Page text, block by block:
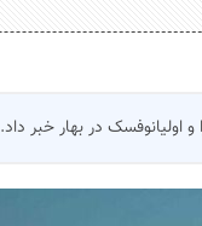
اولیانوفسک در بهار خبر داد.